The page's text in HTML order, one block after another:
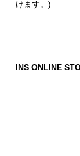
けます。)
INS ONLINE